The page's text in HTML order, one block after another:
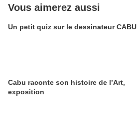
Vous aimerez aussi
Un petit quiz sur le dessinateur CABU
Cabu raconte son histoire de l’Art,
exposition